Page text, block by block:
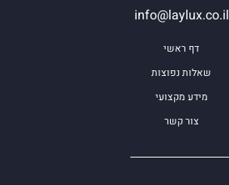
info@laylux.co.il
דף ראשי
שאלות נפוצות
מידע מקצועי
צור קשר